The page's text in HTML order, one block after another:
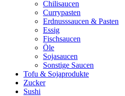
Chilisaucen
Currypasten
Erdnusssaucen & Pasten
Essig
Fischsaucen
Öle
Sojasaucen
Sonstige Saucen
Tofu & Sojaprodukte
Zucker
Sushi